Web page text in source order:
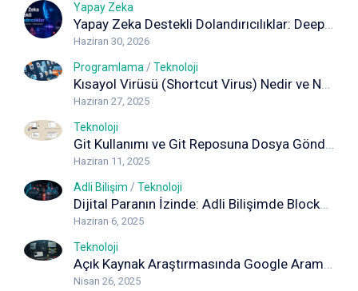
Yapay Zeka
Yapay Zeka Destekli Dolandırıcılıklar: Deepfake, Ses Klonlama ve Sahte İçeriklere Karşı Korunma Rehberi
Haziran 30, 2026
Programlama / Teknoloji
Kısayol Virüsü (Shortcut Virus) Nedir ve Nasıl Temizlenir? Kapsamlı Rehber
Haziran 27, 2025
Teknoloji
Git Kullanımı ve Git Reposuna Dosya Gönderimi (Adım Adım Rehber)
Haziran 11, 2025
Adli Bilişim / Teknoloji
Dijital Paranın İzinde: Adli Bilişimde Blockchain Analizi
Haziran 6, 2025
Teknoloji
Açık Kaynak Araştırmasında Google Arama Yöntemleri: Detaylı Rehber
Nisan 26, 2025